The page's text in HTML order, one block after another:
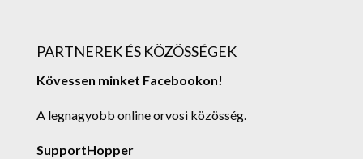
PARTNEREK ÉS KÖZÖSSÉGEK
Kövessen minket Facebookon!
A legnagyobb online orvosi közösség.
SupportHopper